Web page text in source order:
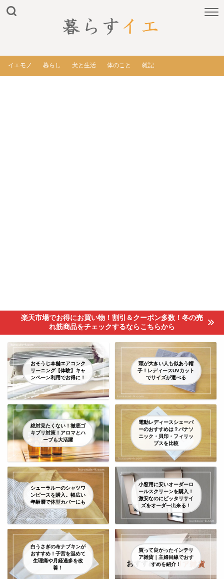
イエモノ 暮らし 犬と生活 体のこと 雑記
楽天市場でお得にお買い物！割引＆クーポン多数！冬の売
れ筋商品をチェックするならこちらから
おそうじ本舗エアコンク
リーニング【体験】キャ
ンペーン利用でお得に！
頭が大きい人も似あう帽
子！レディースUVカット
でサイズが選べる
絶対見たくない！徹底ゴ
キブリ対策！アロマとハ
ーブも大活躍
電動レディースシェーバ
ーのおすすめは？パナソ
ニック・貝印・フィリッ
プスを比較
シューラルーのシャツワ
ンピースを購入。幅広い
年齢層で体型カバーにも
小窓用に安いオーダーロ
ールスクリーンを購入！
激安なのにピッタリサイ
ズをオーダー出来る！
白うさぎの布ナプキンが
おすすめ！子宮を温めて
生理痛や月経過多を改
善！
買って良かったインテリ
ア雑貨｜主婦目線でおす
すめを紹介！